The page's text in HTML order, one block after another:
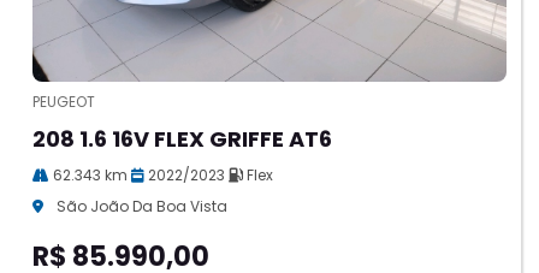
PEUGEOT
208 1.6 16V FLEX GRIFFE AT6
62.343 km 2022/2023
Flex
São João Da Boa Vista
R$ 85.990,00